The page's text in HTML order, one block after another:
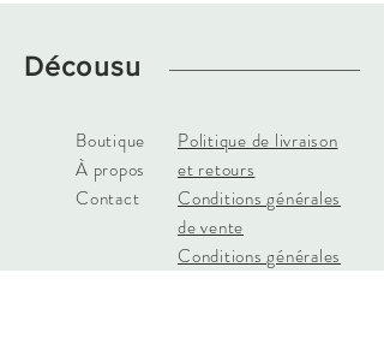
Décousu
Boutique
À propos
Contact
Politique de livraison
et retours
Conditions générales
de vente
Conditions générales